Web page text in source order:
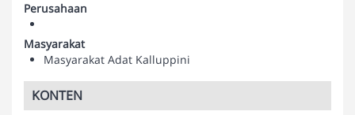
Perusahaan
Masyarakat
Masyarakat Adat Kalluppini
KONTEN